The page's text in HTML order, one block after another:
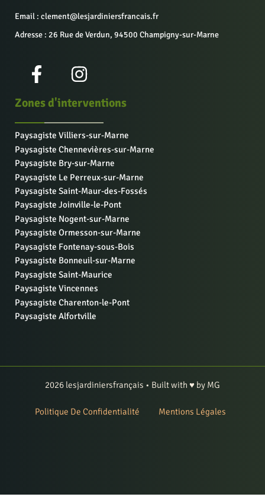
Email : clement@lesjardiniersfrancais.fr
Adresse : 26 Rue de Verdun, 94500 Champigny-sur-Marne
Zones d'interventions
Paysagiste Villiers-sur-Marne
Paysagiste Chennevières-sur-Marne
Paysagiste Bry-sur-Marne
Paysagiste Le Perreux-sur-Marne
Paysagiste Saint-Maur-des-Fossés
Paysagiste Joinville-le-Pont
Paysagiste Nogent-sur-Marne
Paysagiste Ormesson-sur-Marne
Paysagiste Fontenay-sous-Bois
Paysagiste Bonneuil-sur-Marne
Paysagiste Saint-Maurice
Paysagiste Vincennes
Paysagiste Charenton-le-Pont
Paysagiste Alfortville
2026 lesjardiniersfrançais • Built with ♥ by MG
Politique De Confidentialité Mentions Légales